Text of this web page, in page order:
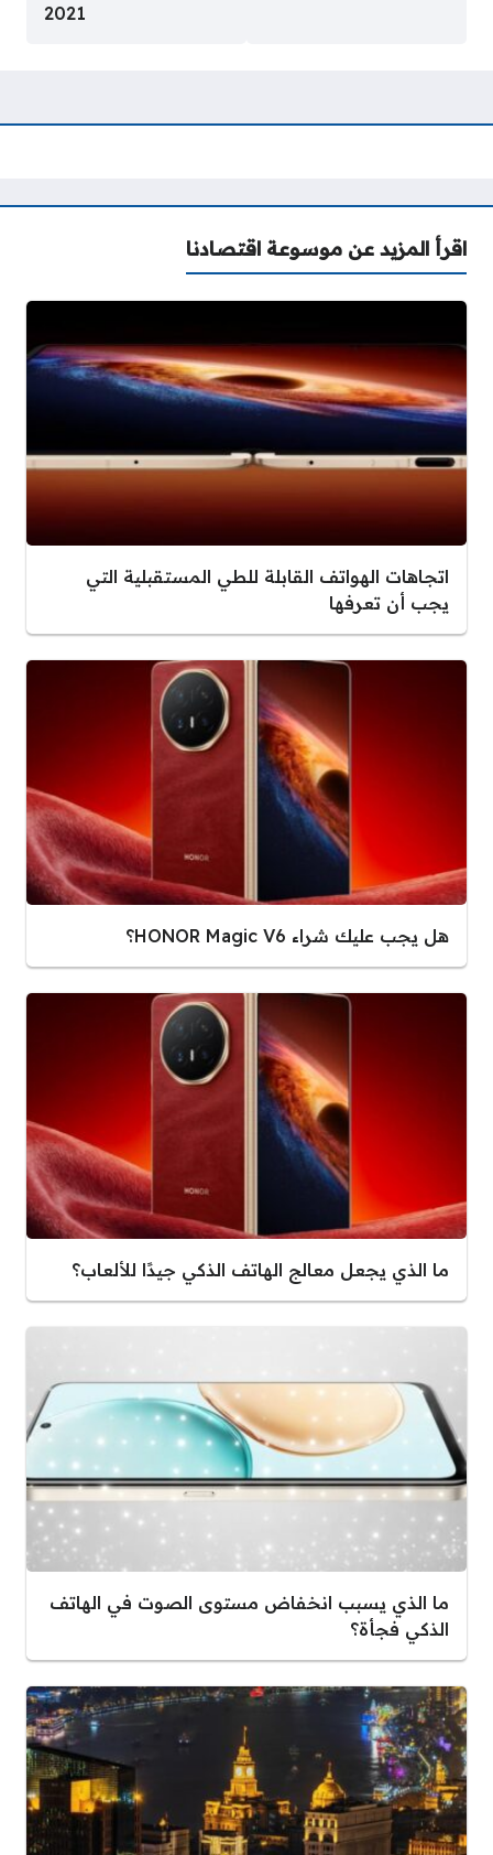
2021
اقرأ المزيد عن موسوعة اقتصادنا
اتجاهات الهواتف القابلة للطي المستقبلية التي
يجب أن تعرفها
هل يجب عليك شراء HONOR Magic V6؟
ما الذي يجعل معالج الهاتف الذكي جيدًا للألعاب؟
ما الذي يسبب انخفاض مستوى الصوت في الهاتف
الذكي فجأة؟